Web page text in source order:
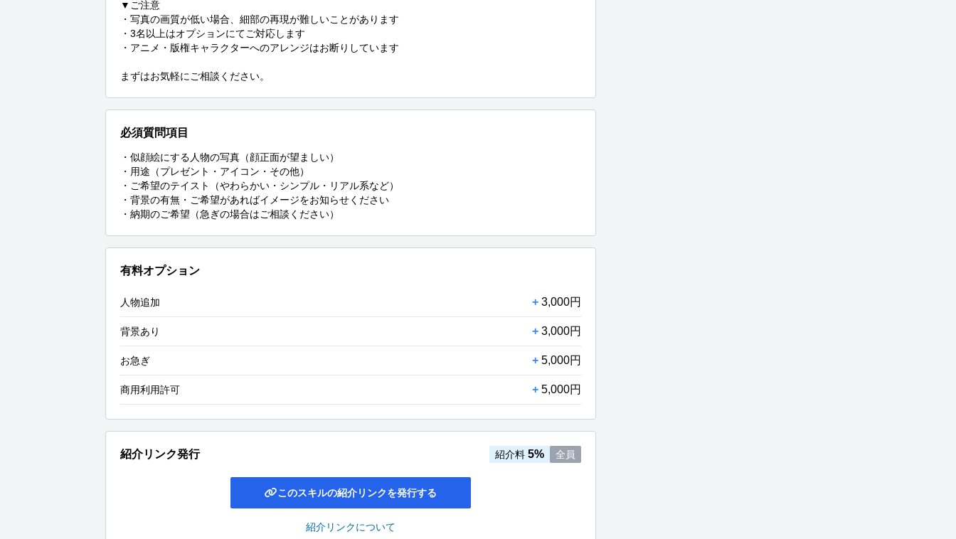
▼ご注意
・写真の画質が低い場合、細部の再現が難しいことがあります
・3名以上はオプションにてご対応します
・アニメ・版権キャラクターへのアレンジはお断りしています
まずはお気軽にご相談ください。
必須質問項目
・似顔絵にする人物の写真（顔正面が望ましい）
・用途（プレゼント・アイコン・その他）
・ご希望のテイスト（やわらかい・シンプル・リアル系など）
・背景の有無・ご希望があればイメージをお知らせください
・納期のご希望（急ぎの場合はご相談ください）
有料オプション
人物追加 + 3,000円
背景あり + 3,000円
お急ぎ + 5,000円
商用利用許可 + 5,000円
紹介リンク発行 紹介料 5% 全員
このスキルの紹介リンクを発行する
紹介リンクについて